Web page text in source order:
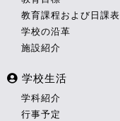
教育課程および日課表
学校の沿革
施設紹介
学校生活
学科紹介
行事予定